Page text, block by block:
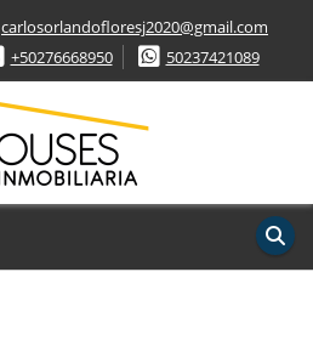
carlosorlandofloresj2020@gmail.com
+50276668950
50237421089